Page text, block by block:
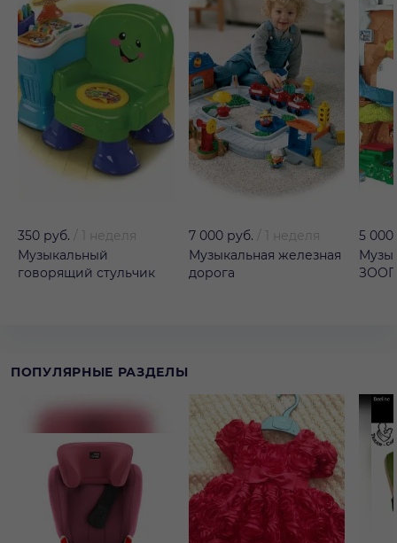
350 руб.
1 неделя
Музыкальный
говорящий стульчик
7 000 руб.
1 неделя
Музыкальная железная
дорога
5 000
ПОПУЛЯРНЫЕ РАЗДЕЛЫ